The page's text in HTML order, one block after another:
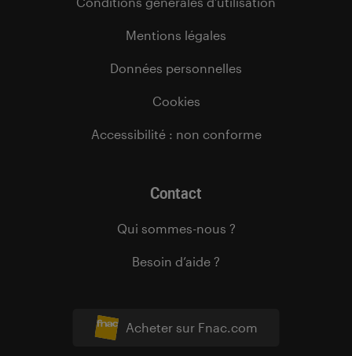
Acheter sur Fnac.com
Mentions légales
Données personnelles
Cookies
Accessibilité : non conforme
Contact
Qui sommes-nous ?
Besoin d’aide ?